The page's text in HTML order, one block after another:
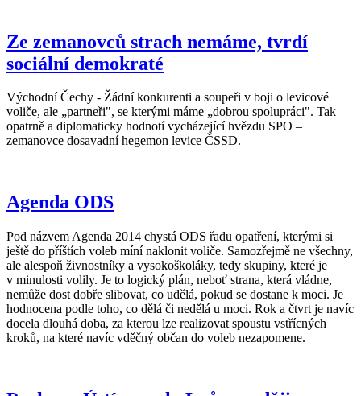
Ze zemanovců strach nemáme, tvrdí
sociální demokraté
Východní Čechy - Žádní konkurenti a soupeři v boji o levicové
voliče, ale „partneři", se kterými máme „dobrou spolupráci". Tak
opatrně a diplomaticky hodnotí vycházející hvězdu SPO –
zemanovce dosavadní hegemon levice ČSSD.
Agenda ODS
Pod názvem Agenda 2014 chystá ODS řadu opatření, kterými si
ještě do příštích voleb míní naklonit voliče. Samozřejmě ne všechny,
ale alespoň živnostníky a vysokoškoláky, tedy skupiny, které je
v minulosti volily. Je to logický plán, neboť strana, která vládne,
nemůže dost dobře slibovat, co udělá, pokud se dostane k moci. Je
hodnocena podle toho, co dělá či nedělá u moci. Rok a čtvrt je navíc
docela dlouhá doba, za kterou lze realizovat spoustu vstřícných
kroků, na které navíc vděčný občan do voleb nezapomene.